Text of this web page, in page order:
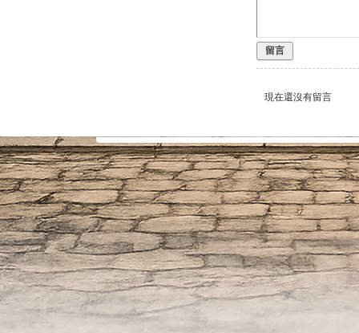
留言
現在還沒有留言